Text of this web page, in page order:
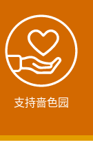
支持啬色园